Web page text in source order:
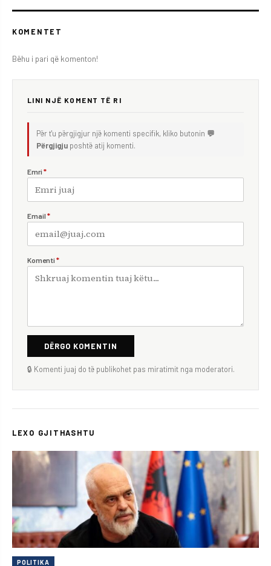
KOMENTET
Bëhu i pari që komenton!
LINI NJË KOMENT TË RI
Për t'u përgjigjur një komenti specifik, kliko butonin 💬
Përgjigju poshtë atij komenti.
Emri *
Email *
Komenti *
DËRGO KOMENTIN
🔒 Komenti juaj do të publikohet pas miratimit nga moderatori.
LEXO GJITHASHTU
POLITIKA